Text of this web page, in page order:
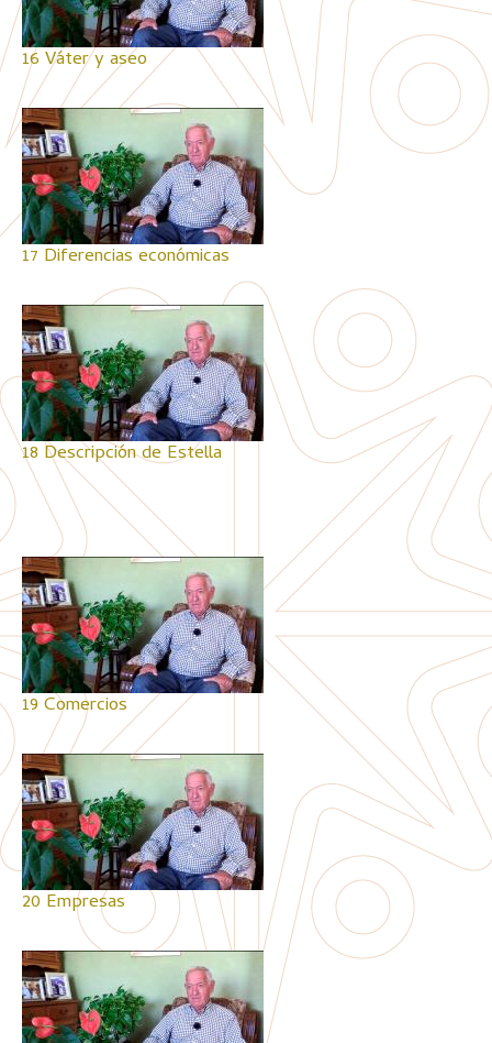
16 Váter y aseo
17 Diferencias económicas
18 Descripción de Estella
19 Comercios
20 Empresas